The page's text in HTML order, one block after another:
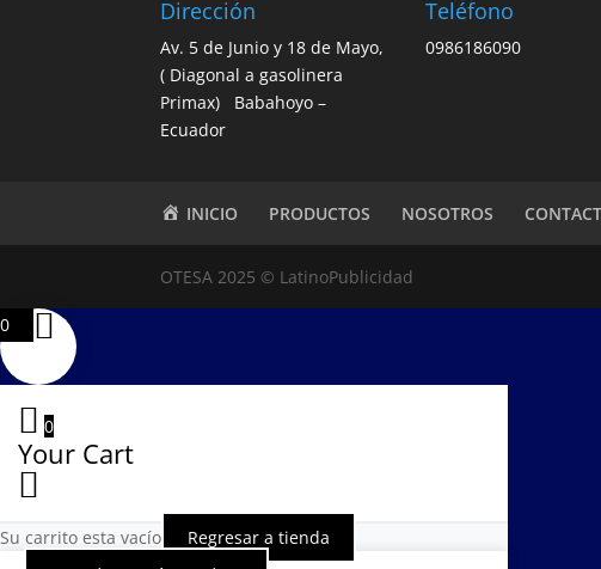
Dirección
Av. 5 de Junio y 18 de Mayo,
( Diagonal a gasolinera
Primax) Babahoyo –
Ecuador
Teléfono
0986186090
INICIO PRODUCTOS NOSOTROS
OTESA 2025 © LatinoPublicidad
0
0
Your Cart
Su carrito esta vacío Regresar a tienda